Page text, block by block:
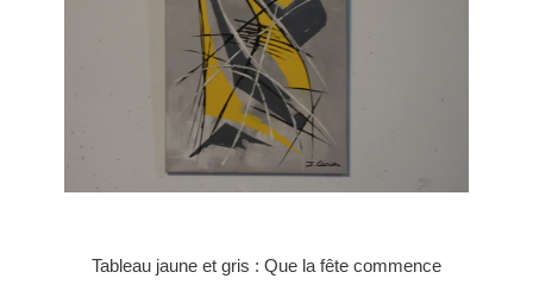
Tableau jaune et gris : Que la fête commence